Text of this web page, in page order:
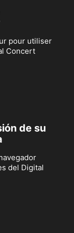
pour utiliser
Concert
de su
del Digital